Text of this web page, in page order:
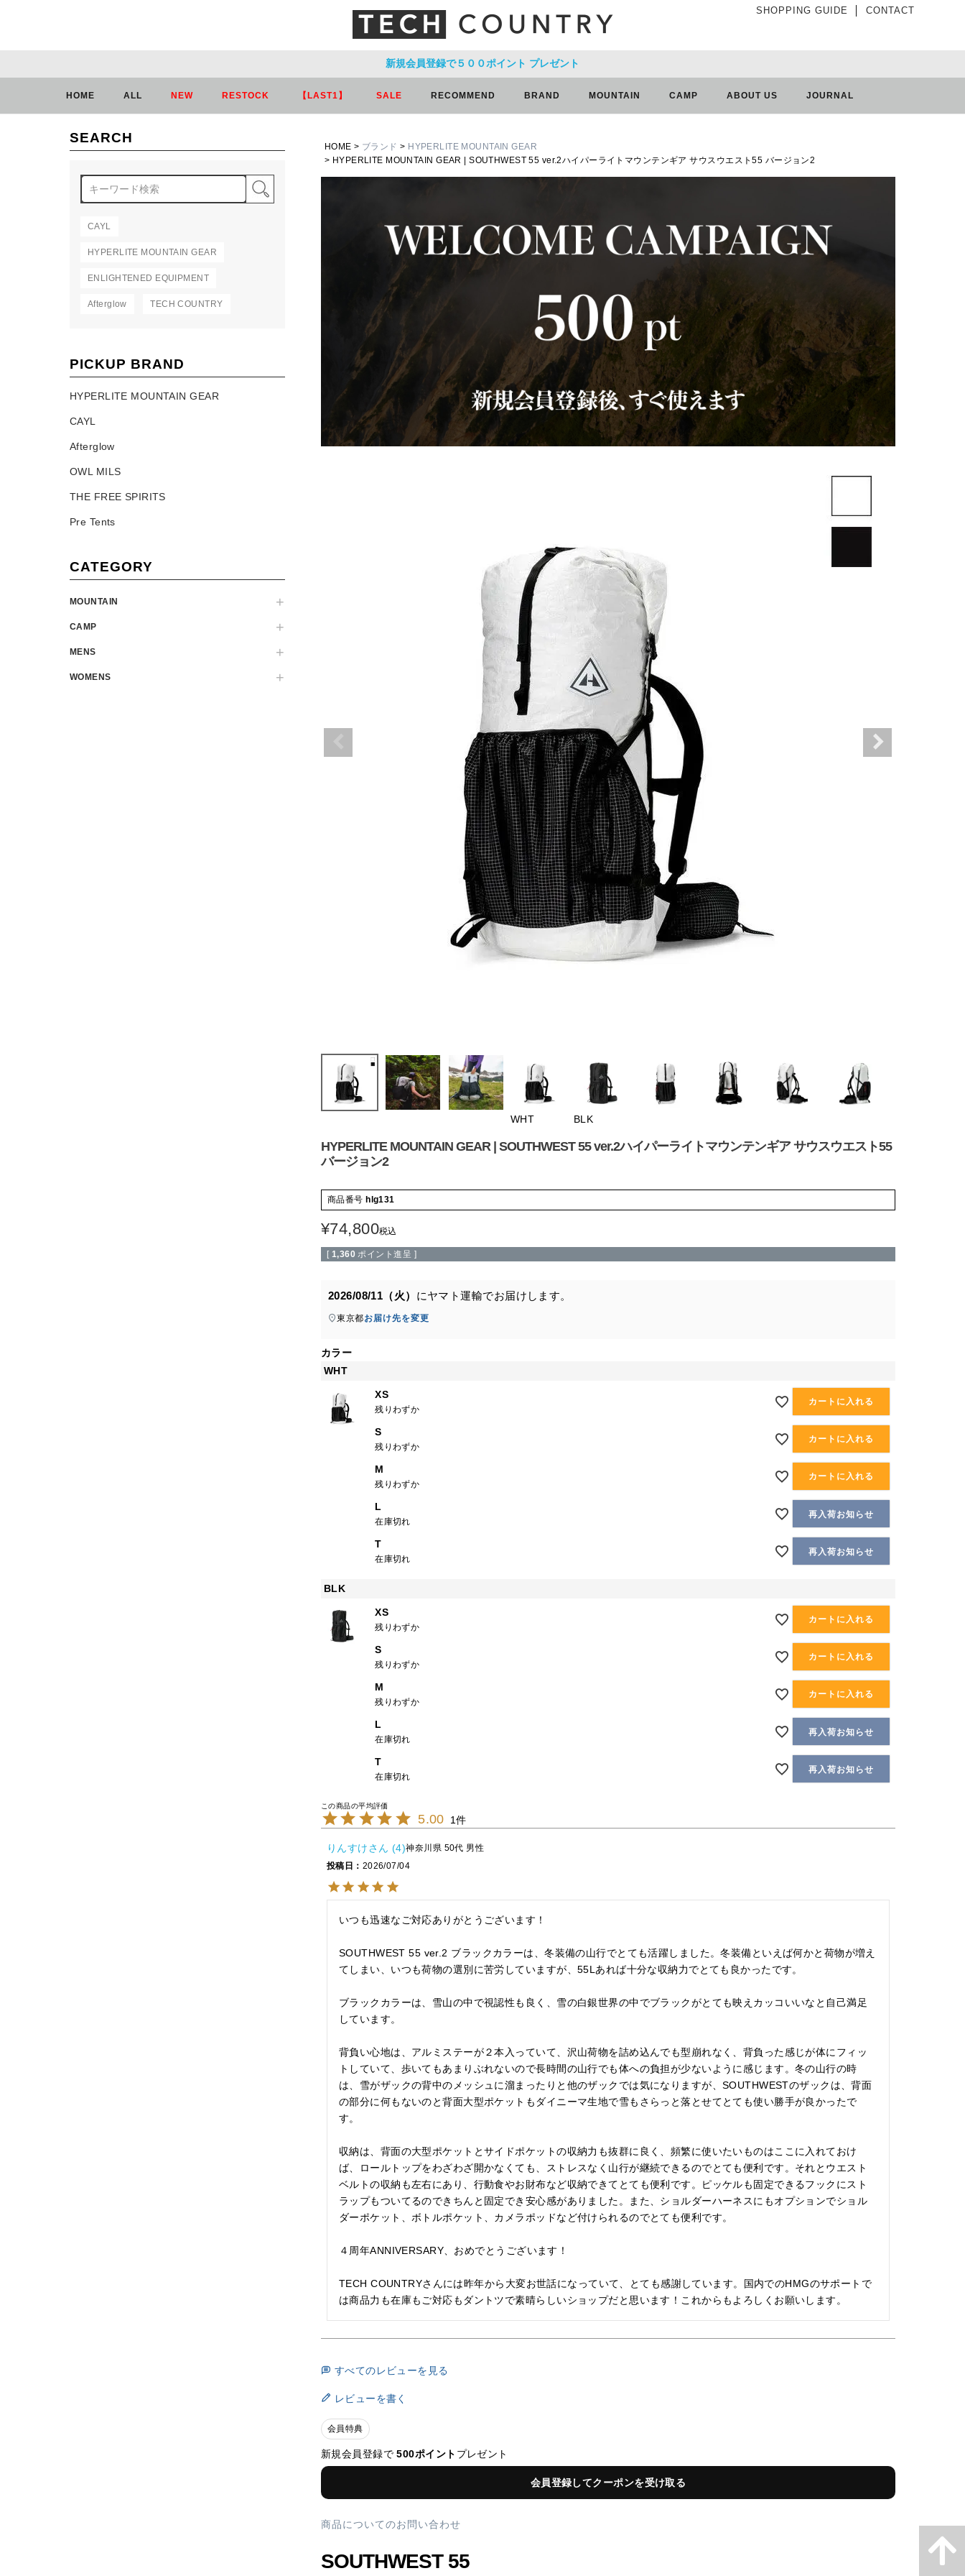
SHOPPING GUIDE CONTACT
新規会員登録で５００ポイント プレゼント
HOME ALL NEW RESTOCK 【LAST1】 SALE RECOMMEND BRAND MOUNTAIN CAMP ABOUT US JOURNAL
SEARCH
CAYL
HYPERLITE MOUNTAIN GEAR
ENLIGHTENED EQUIPMENT
Afterglow TECH COUNTRY
PICKUP BRAND
HYPERLITE MOUNTAIN GEAR
CAYL
Afterglow
OWL MILS
THE FREE SPIRITS
Pre Tents
CATEGORY
MOUNTAIN
CAMP
MENS
WOMENS
HOME ブランド
HYPERLITE MOUNTAIN GEAR
HYPERLITE MOUNTAIN GEAR | SOUTHWEST 55 ver.2ハイパーライトマウンテンギア サウスウエスト55 バージョン2
WHT BLK
HYPERLITE MOUNTAIN GEAR | SOUTHWEST 55 ver.2ハイパーライトマウンテンギア サウスウエスト55
バージョン2
商品番号 hlg131
¥74,800税込
[ 1,360 ポイント進呈 ]
2026/08/11（火） にヤマト運輸でお届けします。
東京都お届け先を変更
カラー
WHT
XS
残りわずか
カートに入れる
S
残りわずか
カートに入れる
M
残りわずか
カートに入れる
L
在庫切れ
再入荷お知らせ
T
在庫切れ
再入荷お知らせ
BLK
XS
残りわずか
カートに入れる
S
残りわずか
カートに入れる
M
残りわずか
カートに入れる
L
在庫切れ
再入荷お知らせ
T
在庫切れ
再入荷お知らせ
5.00 1
りんすけ 4 神奈川県 50代 男性
投稿日
2026/07/04
いつも迅速なご対応ありがとうございます！
SOUTHWEST 55 ver.2 ブラックカラーは、冬装備の山行でとても活躍しました。冬装備といえば何かと荷物が増え
てしまい、いつも荷物の選別に苦労していますが、55Lあれば十分な収納力でとても良かったです。
ブラックカラーは、雪山の中で視認性も良く、雪の白銀世界の中でブラックがとても映えカッコいいなと自己満足
しています。
背負い心地は、アルミステーが２本入っていて、沢山荷物を詰め込んでも型崩れなく、背負った感じが体にフィッ
トしていて、歩いてもあまりぶれないので長時間の山行でも体への負担が少ないように感じます。冬の山行の時
は、雪がザックの背中のメッシュに溜まったりと他のザックでは気になりますが、SOUTHWESTのザックは、背面
の部分に何もないのと背面大型ポケットもダイニーマ生地で雪もさらっと落とせてとても使い勝手が良かったで
す。
収納は、背面の大型ポケットとサイドポケットの収納力も抜群に良く、頻繁に使いたいものはここに入れておけ
ば、ロールトップをわざわざ開かなくても、ストレスなく山行が継続できるのでとても便利です。それとウエスト
ベルトの収納も左右にあり、行動食やお財布など収納できてとても便利です。ピッケルも固定できるフックにスト
ラップもついてるのできちんと固定でき安心感がありました。また、ショルダーハーネスにもオプションでショル
ダーポケット、ボトルポケット、カメラポッドなど付けられるのでとても便利です。
４周年ANNIVERSARY、おめでとうございます！
TECH COUNTRYさんには昨年から大変お世話になっていて、とても感謝しています。国内でのHMGのサポートで
は商品力も在庫もご対応もダントツで素晴らしいショップだと思います！これからもよろしくお願いします。
すべてのレビューを見る
レビューを書く
会員特典
新規会員登録で500ポイント プレゼント
会員登録してクーポンを受け取る
商品についてのお問い合わせ
SOUTHWEST 55